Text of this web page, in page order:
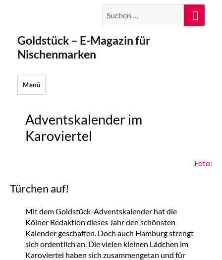
nach:
Goldstück – E-Magazin für
Nischenmarken
Menü
Adventskalender im
Karoviertel
Foto:
Türchen auf!
Mit dem Goldstück-Adventskalender hat die
Kölner Redaktion dieses Jahr den schönsten
Kalender geschaffen. Doch auch Hamburg strengt
sich ordentlich an. Die vielen kleinen Lädchen im
Karoviertel haben sich zusammengetan und für